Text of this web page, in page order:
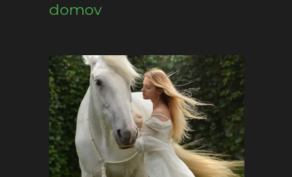
domov